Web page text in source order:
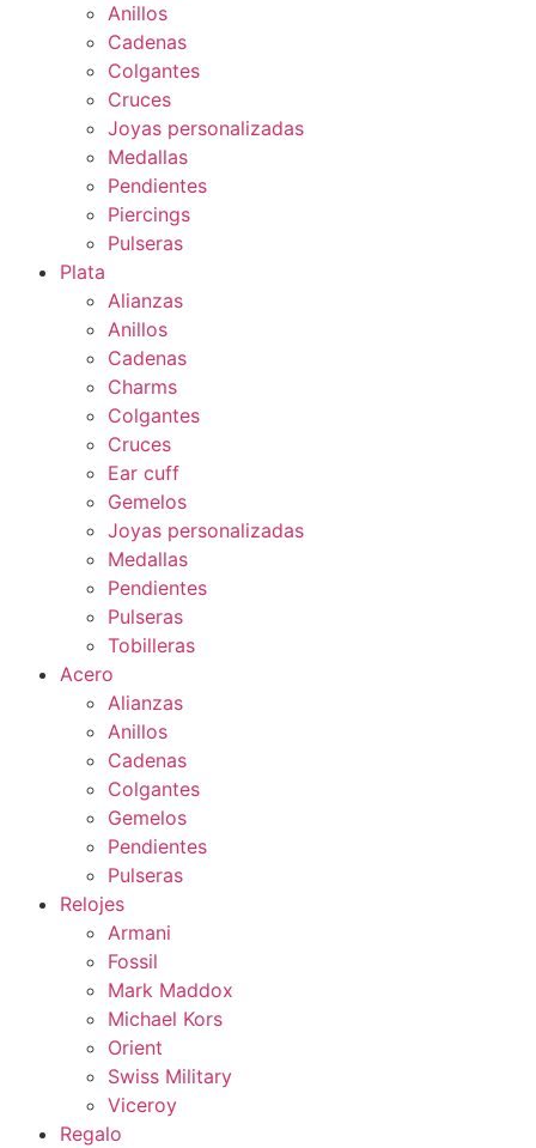
Anillos
Cadenas
Colgantes
Cruces
Joyas personalizadas
Medallas
Pendientes
Piercings
Pulseras
Plata
Alianzas
Anillos
Cadenas
Charms
Colgantes
Cruces
Ear cuff
Gemelos
Joyas personalizadas
Medallas
Pendientes
Pulseras
Tobilleras
Acero
Alianzas
Anillos
Cadenas
Colgantes
Gemelos
Pendientes
Pulseras
Relojes
Armani
Fossil
Mark Maddox
Michael Kors
Orient
Swiss Military
Viceroy
Regalo